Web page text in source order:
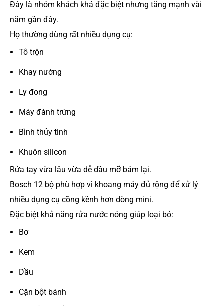
Đây là nhóm khách khá đặc biệt nhưng tăng mạnh vài
năm gần đây.
Họ thường dùng rất nhiều dụng cụ:
Tô trộn
Khay nướng
Ly đong
Máy đánh trứng
Bình thủy tinh
Khuôn silicon
Rửa tay vừa lâu vừa dễ dầu mỡ bám lại.
Bosch 12 bộ phù hợp vì khoang máy đủ rộng để xử lý
nhiều dụng cụ cồng kềnh hơn dòng mini.
Đặc biệt khả năng rửa nước nóng giúp loại bỏ:
Bơ
Kem
Dầu
Cặn bột bánh